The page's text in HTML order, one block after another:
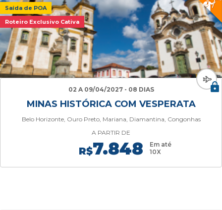
Saída de POA
Roteiro Exclusivo Cativa
02 A 09/04/2027 - 08 DIAS
MINAS HISTÓRICA COM VESPERATA
Belo Horizonte, Ouro Preto, Mariana, Diamantina, Congonhas
A PARTIR DE
R$7.848
Em até
10X